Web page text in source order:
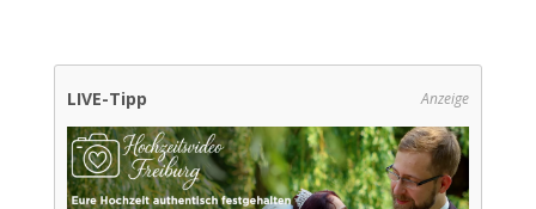
LIVE-Tipp Anzeige